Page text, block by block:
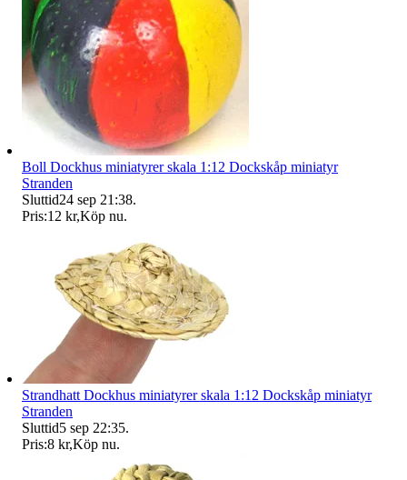
Boll Dockhus miniatyrer skala 1:12 Dockskåp miniatyr
Stranden
Sluttid24 sep 21:38.
Pris:12 kr,Köp nu.
Strandhatt Dockhus miniatyrer skala 1:12 Dockskåp miniatyr
Stranden
Sluttid5 sep 22:35.
Pris:8 kr,Köp nu.